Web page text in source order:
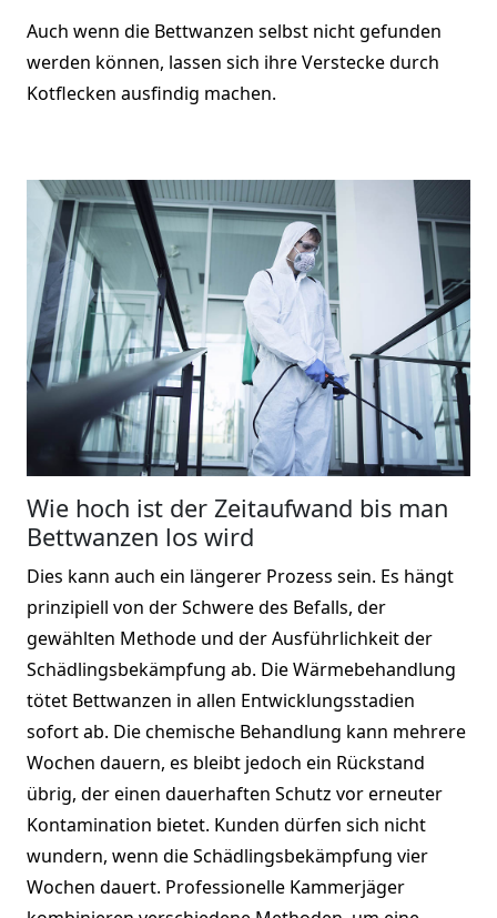
Auch wenn die Bettwanzen selbst nicht gefunden
werden können, lassen sich ihre Verstecke durch
Kotflecken ausfindig machen.
Wie hoch ist der Zeitaufwand bis man
Bettwanzen los wird
Dies kann auch ein längerer Prozess sein. Es hängt
prinzipiell von der Schwere des Befalls, der
gewählten Methode und der Ausführlichkeit der
Schädlingsbekämpfung ab. Die Wärmebehandlung
tötet Bettwanzen in allen Entwicklungsstadien
sofort ab. Die chemische Behandlung kann mehrere
Wochen dauern, es bleibt jedoch ein Rückstand
übrig, der einen dauerhaften Schutz vor erneuter
Kontamination bietet. Kunden dürfen sich nicht
wundern, wenn die Schädlingsbekämpfung vier
Wochen dauert. Professionelle Kammerjäger